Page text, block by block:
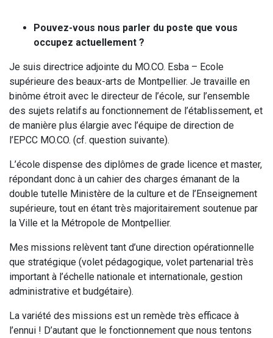
Pouvez-vous nous parler du poste que vous
occupez actuellement ?
Je suis directrice adjointe du MO.CO. Esba – Ecole
supérieure des beaux-arts de Montpellier. Je travaille en
binôme étroit avec le directeur de l’école, sur l’ensemble
des sujets relatifs au fonctionnement de l’établissement, et
de manière plus élargie avec l’équipe de direction de
l’EPCC MO.CO. (cf. question suivante).
L’école dispense des diplômes de grade licence et master,
répondant donc à un cahier des charges émanant de la
double tutelle Ministère de la culture et de l’Enseignement
supérieure, tout en étant très majoritairement soutenue par
la Ville et la Métropole de Montpellier.
Mes missions relèvent tant d’une direction opérationnelle
que stratégique (volet pédagogique, volet partenarial très
important à l’échelle nationale et internationale, gestion
administrative et budgétaire).
La variété des missions est un remède très efficace à
l’ennui ! D’autant que le fonctionnement que nous tentons